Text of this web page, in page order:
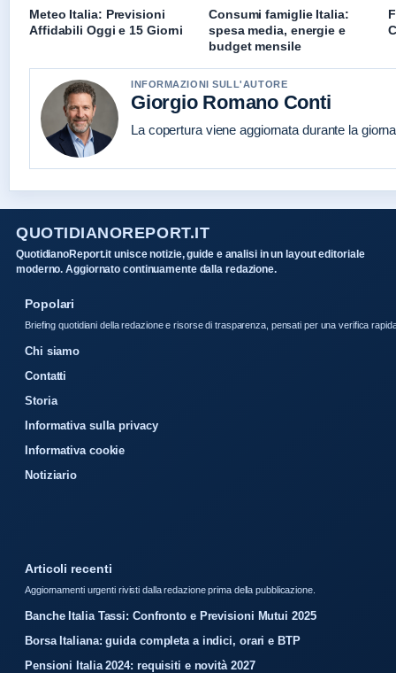
Meteo Italia: Previsioni
Affidabili Oggi e 15 Giorni
Consumi famiglie Italia:
spesa media, energie e
budget mensile
INFORMAZIONI SULL'AUTORE
Giorgio Romano Conti
La copertura viene aggiornata durante la
QUOTIDIANOREPORT.IT
QuotidianoReport.it unisce notizie, guide e analisi in un layout editoriale
moderno. Aggiornato continuamente dalla redazione.
Popolari
Briefing quotidiani della redazione e risorse di trasparenza, pensati per una verifica
Chi siamo
Contatti
Storia
Informativa sulla privacy
Informativa cookie
Notiziario
Articoli recenti
Aggiornamenti urgenti rivisti dalla redazione prima della pubblicazione.
Banche Italia Tassi: Confronto e Previsioni Mutui 2025
Borsa Italiana: guida completa a indici, orari e BTP
Pensioni Italia 2024: requisiti e novità 2027